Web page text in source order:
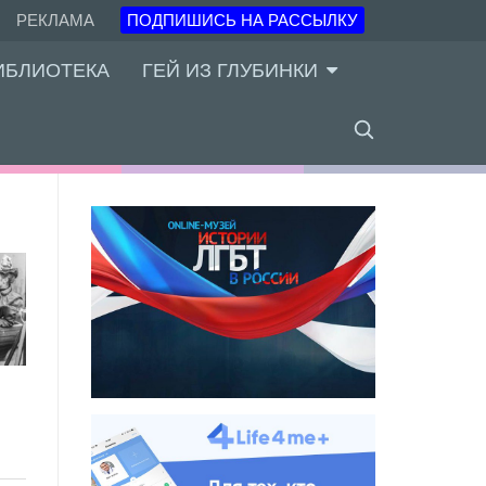
РЕКЛАМА ПОДПИШИСЬ НА РАССЫЛКУ
ГЕЙ ИЗ ГЛУБИНКИ